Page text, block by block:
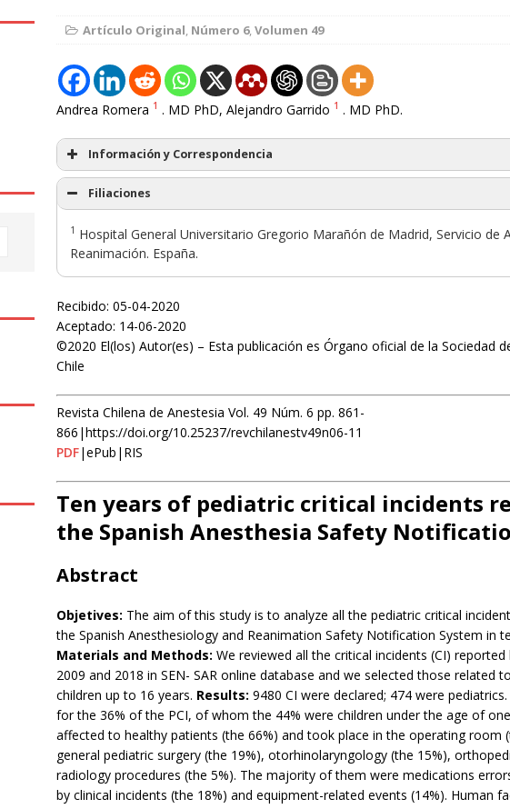
Artículo Original, Número 6,Volumen 49
Andrea Romera 1 . MD PhD, Alejandro Garrido 1 . MD PhD.
Información y Correspondencia
Filiaciones
1 Hospital General Universitario Gregorio Marañón de Madrid, Servicio de
Reanimación. España.
Recibido: 05-04-2020
Aceptado: 14-06-2020
©2020 El(los) Autor(es) – Esta publicación es Órgano oficial de la Sociedad
Chile
Revista Chilena de Anestesia Vol. 49 Núm. 6 pp. 861-
866|https://doi.org/10.25237/revchilanestv49n06-11
PDF|ePub|RIS
Ten years of pediatric critical incidents
the Spanish Anesthesia Safety
Abstract
Objetives: The aim of this study is to analyze all the pediatric critical
the Spanish Anesthesiology and Reanimation Safety Notification System in
Materials and Methods: We reviewed all the critical incidents (CI)
2009 and 2018 in SEN- SAR online database and we selected those related
children up to 16 years. Results: 9480 CI were declared; 474 were
for the 36% of the PCI, of whom the 44% were children under the age of
affected to healthy patients (the 66%) and took place in the operating room
general pediatric surgery (the 19%), otorhinolaryngology (the 15%),
radiology procedures (the 5%). The majority of them were medications
by clinical incidents (the 18%) and equipment-related events (14%). Human